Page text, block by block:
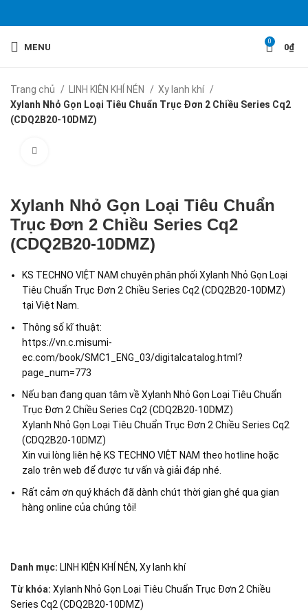
MENU
0
0₫
Trang chủ LINH KIỆN KHÍ NÉN
Xy lanh khí
Xylanh Nhỏ Gọn Loại Tiêu Chuẩn Trục Đơn 2 Chiều Series Cq2
(CDQ2B20-10DMZ)
Xylanh Nhỏ Gọn Loại Tiêu Chuẩn
Trục Đơn 2 Chiều Series Cq2
(CDQ2B20-10DMZ)
KS TECHNO VIỆT NAM chuyên phân phối Xylanh Nhỏ Gọn Loại
Tiêu Chuẩn Trục Đơn 2 Chiều Series Cq2 (CDQ2B20-10DMZ)
tại Việt Nam.
Thông số kĩ thuật:
https://vn.c.misumi-
ec.com/book/SMC1_ENG_03/digitalcatalog.html?
page_num=773
Nếu bạn đang quan tâm về Xylanh Nhỏ Gọn Loại Tiêu Chuẩn
Trục Đơn 2 Chiều Series Cq2 (CDQ2B20-10DMZ)
Xylanh Nhỏ Gọn Loại Tiêu Chuẩn Trục Đơn 2 Chiều Series Cq2
(CDQ2B20-10DMZ)
Xin vui lòng liên hệ KS TECHNO VIỆT NAM theo hotline hoặc
zalo trên web để được tư vấn và giải đáp nhé.
Rất cảm ơn quý khách đã dành chút thời gian ghé qua gian
hàng online của chúng tôi!
Danh mục: LINH KIỆN KHÍ NÉN, Xy lanh khí
Từ khóa: Xylanh Nhỏ Gọn Loại Tiêu Chuẩn Trục Đơn 2 Chiều
Series Cq2 (CDQ2B20-10DMZ)